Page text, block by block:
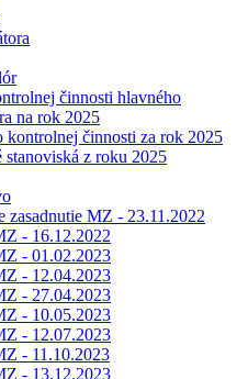
činnosti hlavného
na rok 2025
kontrolnej činnosti za rok 2025
stanoviská z roku 2025
zasadnutie MZ - 23.11.2022
- 16.12.2022
- 01.02.2023
- 12.04.2023
- 27.04.2023
- 10.05.2023
- 12.07.2023
- 11.10.2023
- 13.12.2023